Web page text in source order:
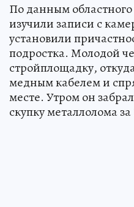
По данным
изучили записи с
установили
подростка. Молодой
стройплощадку,
медным кабелем и
месте. Утром он
скупку металлолома